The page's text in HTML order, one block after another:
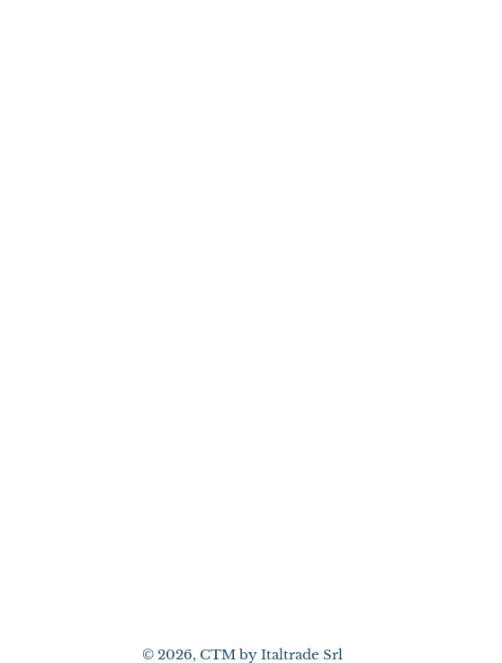
© 2026, CTM by Italtrade Srl